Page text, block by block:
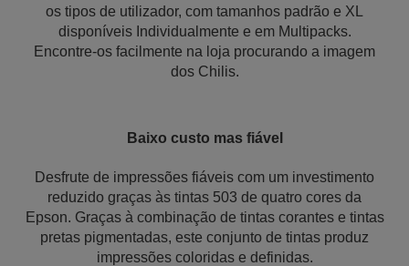
os tipos de utilizador, com tamanhos padrão e XL
disponíveis Individualmente e em Multipacks.
Encontre-os facilmente na loja procurando a imagem
dos Chilis.
Baixo custo mas fiável
Desfrute de impressões fiáveis com um investimento
reduzido graças às tintas 503 de quatro cores da
Epson. Graças à combinação de tintas corantes e tintas
pretas pigmentadas, este conjunto de tintas produz
impressões coloridas e definidas.